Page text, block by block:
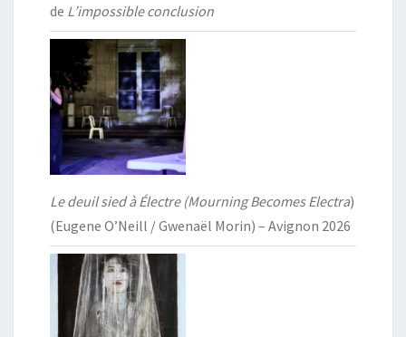
de L’impossible conclusion
Le deuil sied à Électre (Mourning Becomes Electra)
(Eugene O’Neill / Gwenaël Morin) – Avignon 2026